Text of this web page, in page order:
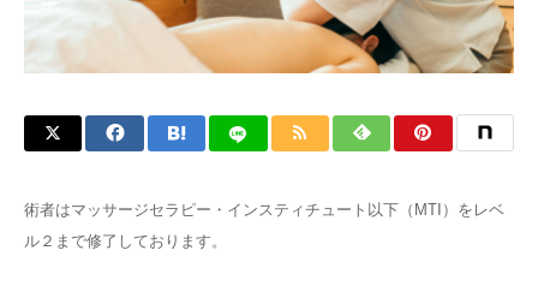
術者はマッサージセラピー・インスティチュート以下（MTI）をレベ
ル２まで修了しております。